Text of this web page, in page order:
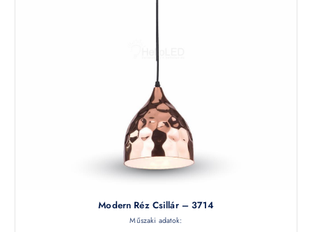
Modern Réz Csillár – 3714
Műszaki adatok: